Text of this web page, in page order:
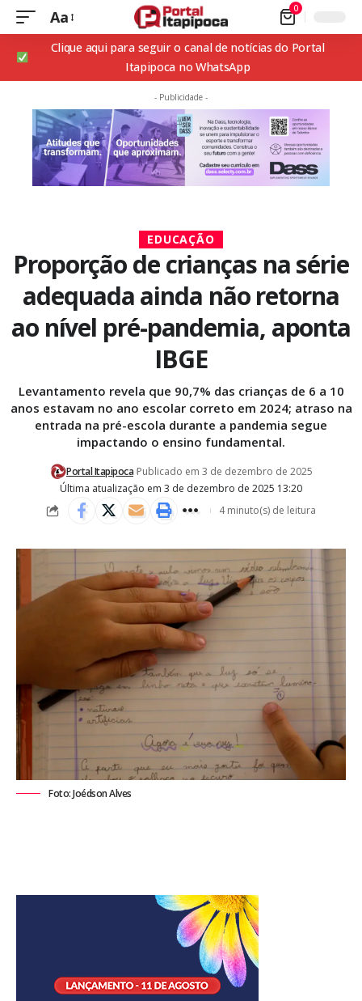
Aa 0
Clique aqui para seguir o canal de notícias do Portal
Itapipoca no WhatsApp
- Publicidade -
EDUCAÇÃO
Proporção de crianças na série
adequada ainda não retorna
ao nível pré-pandemia, aponta
IBGE
Levantamento revela que 90,7% das crianças de 6 a 10
anos estavam no ano escolar correto em 2024; atraso na
entrada na pré-escola durante a pandemia segue
impactando o ensino fundamental.
Última atualização em 3 de dezembro de 2025 13:20
Portal Itapipoca Publicado em 3 de dezembro de 2025
4 minuto(s) de leitura
Foto: Joédson Alves